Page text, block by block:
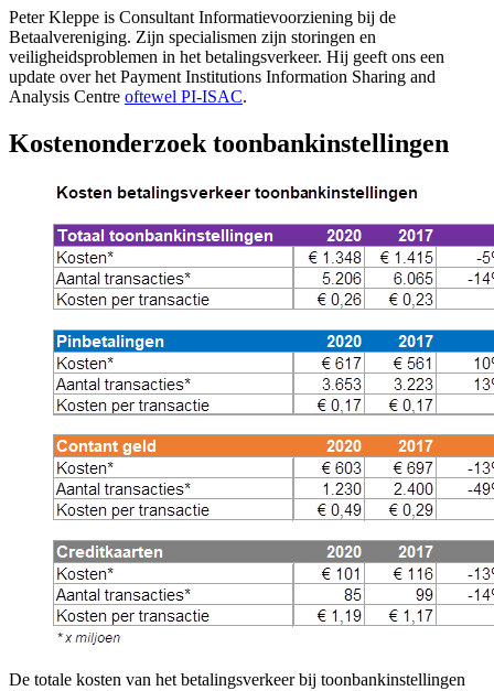
Peter Kleppe is Consultant Informatievoorziening bij de
Betaalvereniging. Zijn specialismen zijn storingen en
veiligheidsproblemen in het betalingsverkeer. Hij geeft ons een
update over het Payment Institutions Information Sharing and
Analysis Centre oftewel PI-ISAC.
Kostenonderzoek toonbankinstellingen
De totale kosten van het betalingsverkeer bij toonbankinstellingen